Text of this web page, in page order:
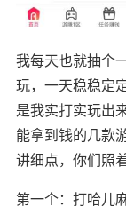
我每天也就抽个
玩，一天稳稳定
是我实打实玩出
能拿到钱的几款
讲细点，你们照
第一个：打哈儿